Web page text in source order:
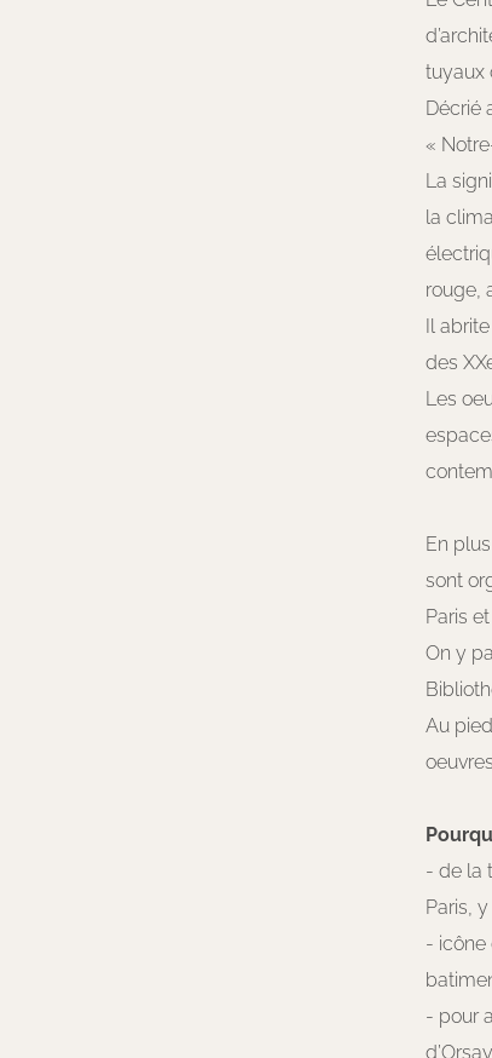
tuyaux
Décrié
«
La
la
rouge,
Il
des
Les
En
sont
Paris
On y
Au
- de la
Paris,
- icône
- pour
d’Orsay